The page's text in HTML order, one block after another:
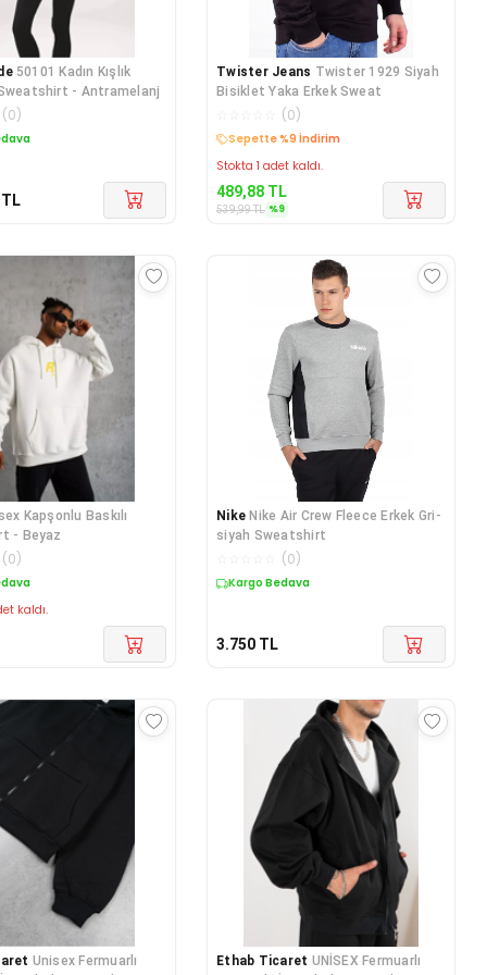
50101 Kadın Kışlık
- Antramelanj
(0)
TL
Twister Jeans Twister 1929 Siyah
Bisiklet Yaka Erkek Sweat
(0)
Sepette %9 İndirim
Stokta 1 adet kaldı.
489,88 TL
539,99TL %9
Kapşonlu Baskılı
- Beyaz
(0)
kaldı.
Nike Nike Air Crew Fleece Erkek Gri-
siyah Sweatshirt
(0)
Kargo Bedava
3.750 TL
Unisex Fermuarlı
Ethab Ticaret UNİSEX Fermuarlı